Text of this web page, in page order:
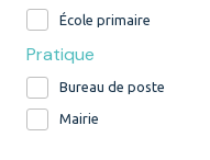
École primaire
Pratique
Bureau de poste
Mairie